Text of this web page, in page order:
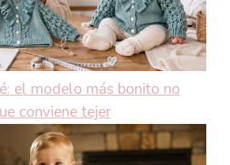
el modelo más bonito no
conviene tejer